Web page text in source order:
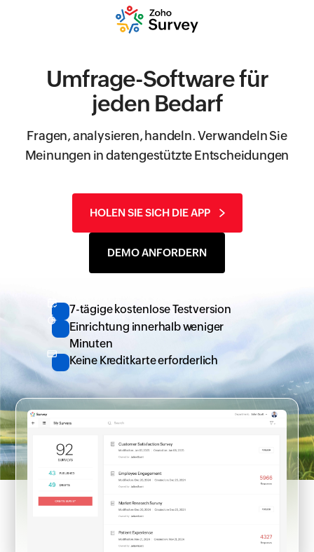
Umfrage-Software für
jeden Bedarf
Fragen, analysieren, handeln. Verwandeln Sie
Meinungen in datengestützte Entscheidungen
HOLEN SIE SICH DIE APP
DEMO ANFORDERN
7-tägige kostenlose Testversion
Einrichtung innerhalb weniger
Minuten
Keine Kreditkarte erforderlich